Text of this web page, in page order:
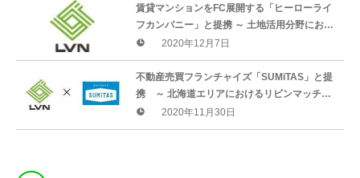
賃貸マンションをFC展開する「ヒーローライ
フカンパニー」と提携 ～ 土地活用分野におけ
るリビンマッチの加盟店増加を促進 ～
2020年12月7日
不動産売買フランチャイズ「SUMiTAS」と提
携 ～ 北海道エリアにおけるリビンマッチの
加盟店増加を促進 ～
2020年11月30日